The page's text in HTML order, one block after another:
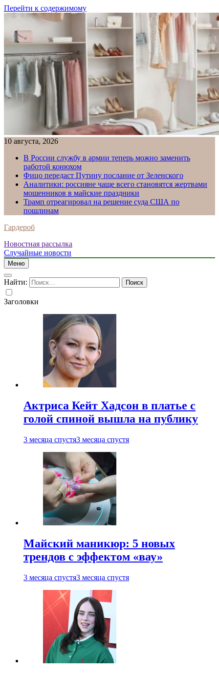
Перейти к содержимому
10 августа, 2026
В России службу в армии теперь можно заменить
работой конюхом
Фицо передаст Путину послание от Зеленского
Аналитики: россияне чаще всего становятся жертвами
мошенников в майские праздники
Трамп отреагировал на решение суда США по
пошлинам
Гардероб
Новостная рассылка
Случайные новости
Меню
Найти:
Заголовки
Актриса Кейт Хадсон в платье с
голой спиной вышла на публику
3 месяца спустя3 месяца спустя
Майский маникюр: 5 новых
трендов с эффектом «вау»
3 месяца спустя3 месяца спустя